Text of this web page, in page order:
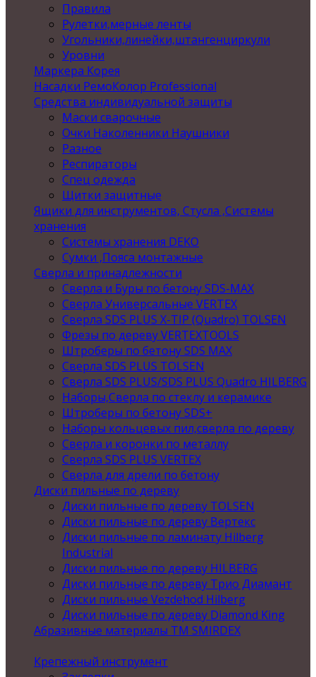
Правила
Рулетки,мерные ленты
Угольники,линейки,штангенциркули
Уровни
Маркера Корея
Насадки РемоКолор Professional
Средства индивидуальной защиты
Маски сварочные
Очки Наколенники Наушники
Разное
Респираторы
Спец одежда
Щитки защитные
Ящики для инструментов, Стусла ,Системы
хранения
Системы хранения DEKO
Сумки ,Пояса монтажные
Сверла и принадлежности
Сверла и Буры по бетону SDS-MAX
Сверла Универсальные VERTEX
Сверла SDS PLUS X-TIP (Quadro) TOLSEN
Фрезы по дереву VERTEXTOOLS
Штроберы по бетону SDS MAX
Сверла SDS PLUS TOLSEN
Сверла SDS PLUS/SDS PLUS Quadro HILBERG
Наборы,Сверла по стеклу и керамике
Штроберы по бетону SDS+
Наборы кольцевых пил,сверла по дереву
Сверла и коронки по металлу
Сверла SDS PLUS VERTEX
Сверла для дрели по бетону
Диски пильные по дереву
Диски пильные по дереву TOLSEN
Диски пильные по дереву Вертекс
Диски пильные по ламинату Hilberg
Industrial
Диски пильные по дереву HILBERG
Диски пильные по дереву Трио Диамант
Диски пильные Vezdehod Hilberg
Диски пильные по дереву Diamond King
Абразивные материалы ТМ SMIRDEX
Крепежный инструмент